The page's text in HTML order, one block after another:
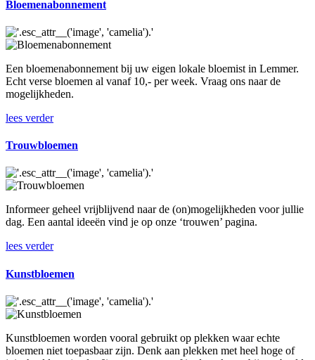
Bloemenabonnement
Een bloemenabonnement bij uw eigen lokale bloemist in Lemmer.
Echt verse bloemen al vanaf 10,- per week. Vraag ons naar de
mogelijkheden.
lees verder
Trouwbloemen
Informeer geheel vrijblijvend naar de (on)mogelijkheden voor jullie
dag. Een aantal ideeën vind je op onze ‘trouwen’ pagina.
lees verder
Kunstbloemen
Kunstbloemen worden vooral gebruikt op plekken waar echte
bloemen niet toepasbaar zijn. Denk aan plekken met heel hoge of